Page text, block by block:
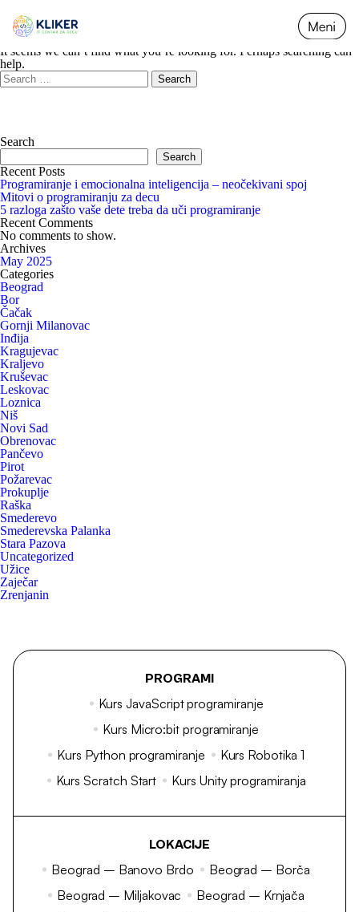
Nothing Found
It seems we can’t find what you’re looking for. Perhaps searching can
help.
Search
for:
Search
Search
Recent Posts
Programiranje i emocionalna inteligencija – neočekivani spoj
Mitovi o programiranju za decu
5 razloga zašto vaše dete treba da uči programiranje
Recent Comments
No comments to show.
Archives
May 2025
Categories
Beograd
Bor
Čačak
Gornji Milanovac
Inđija
Kragujevac
Kraljevo
Kruševac
Leskovac
Loznica
Niš
Novi Sad
Obrenovac
Pančevo
Pirot
Požarevac
Prokuplje
Raška
Smederevo
Smederevska Palanka
Stara Pazova
Uncategorized
Užice
Zaječar
Zrenjanin
PROGRAMI
Kurs JavaScript programiranje
Kurs Micro:bit programiranje
Kurs Python programiranje
Kurs Robotika 1
Kurs Scratch Start
Kurs Unity programiranja
LOKACIJE
Beograd – Banovo Brdo
Beograd – Borča
Beograd – Miljakovac
Beograd – Krnjača